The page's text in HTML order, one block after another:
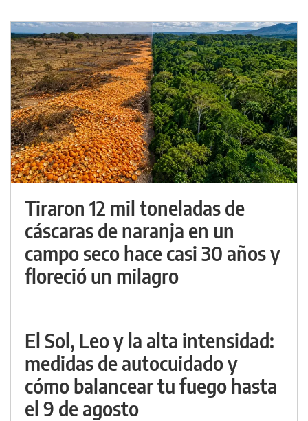
Tiraron 12 mil toneladas de
cáscaras de naranja en un
campo seco hace casi 30 años y
floreció un milagro
El Sol, Leo y la alta intensidad:
medidas de autocuidado y
cómo balancear tu fuego hasta
el 9 de agosto